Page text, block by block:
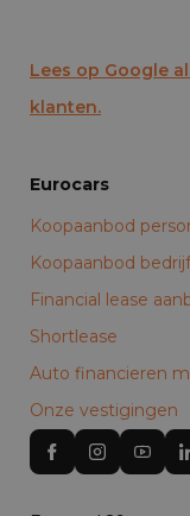
Lees op Google
klanten.
Eurocars
Koopaanbod
Koopaanbod
Financial lease
Shortlease
Auto financieren
Onze vestigingen